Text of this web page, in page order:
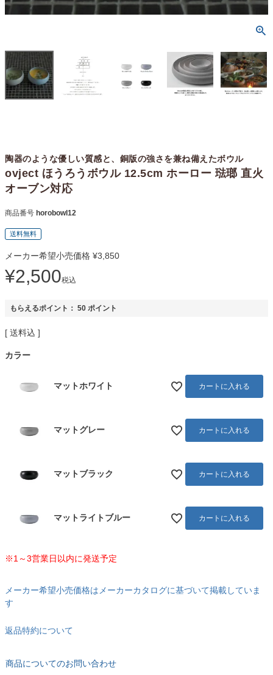
陶器のような優しい質感と、銅版の強さを兼ね備えたボウル
ovject ほうろうボウル 12.5cm ホーロー 琺瑯 直火
オーブン対応
商品番号 horobowl12
送料無料
メーカー希望小売価格 ¥3,850
¥2,500税込
もらえるポイント： 50 ポイント
送料込
カラー
マットホワイト カートに入れる
マットグレー カートに入れる
マットブラック カートに入れる
マットライトブルー カートに入れる
※1～3営業日以内に発送予定
メーカー希望小売価格はメーカーカタログに基づいて掲載していま
す
返品特約について
商品についてのお問い合わせ